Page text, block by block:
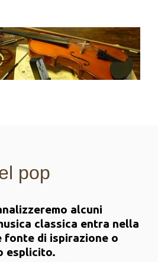
pop
alcuni
classica entra nella
fonte di ispirazione o
esplicito.